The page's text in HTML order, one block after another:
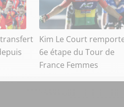
Kim Le Court
6e étape du Tour de
France Femmes